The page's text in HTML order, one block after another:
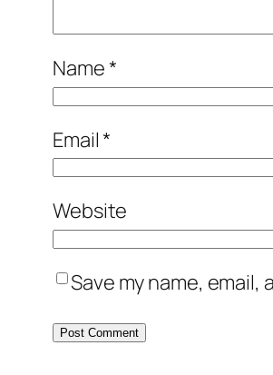
Name*
Email*
Website
Save my name,